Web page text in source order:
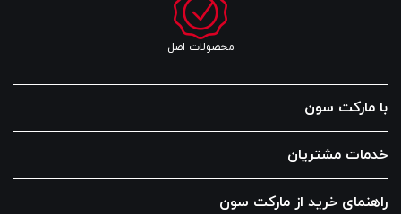
محصولات اصل
با مارکت سون
خدمات مشتریان
راهنمای خرید از مارکت سون